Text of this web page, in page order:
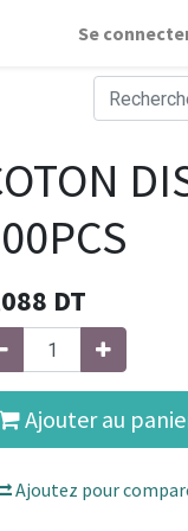
Se
DT
Ajouter au
Ajoutez pour